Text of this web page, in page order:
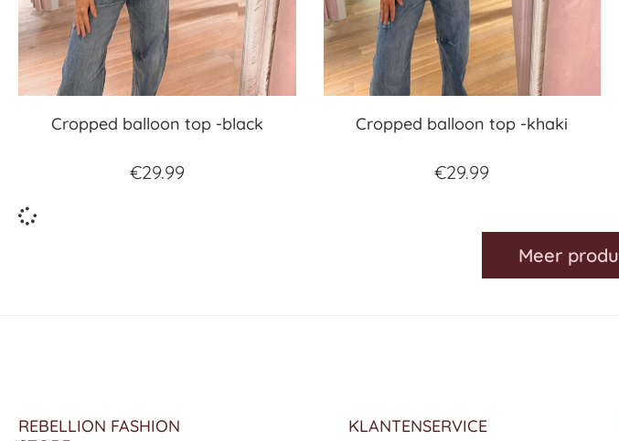
Cropped balloon top -black
€29.99
Cropped balloon top -khaki
€29.99
Meer
REBELLION FASHION
KLANTENSERVICE